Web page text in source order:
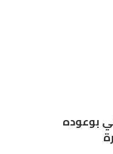
بوعوده